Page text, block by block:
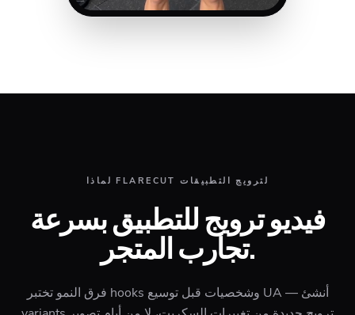
لماذا FLARECUT لترويج التطبيقات
فيديو ترويج للتطبيق بسرعة
تجارب المتجر.
فرق النمو تختبر hooks وشخصيات قبل توسيع UA — أنشئ